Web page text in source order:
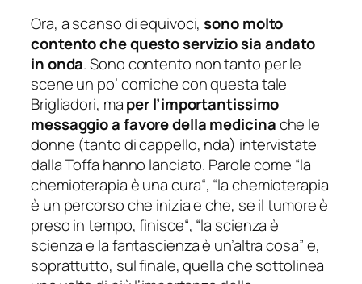
Ora, a scanso di equivoci,sono molto
contento che questo servizio sia andato
in onda. Sono contento non tanto per le
scene un po’ comiche con questa tale
Brigliadori, maper l’importantissimo
messaggio a favore della medicinache le
donne (tanto di cappello, nda) intervistate
dalla Toffa hanno lanciato. Parole come “la
chemioterapia è una cura“, “la chemioterapia
è un percorso che inizia e che, se il tumore è
preso in tempo, finisce“, “la scienza è
scienza e la fantascienza è un’altra cosa” e,
soprattutto, sul finale, quella che sottolinea